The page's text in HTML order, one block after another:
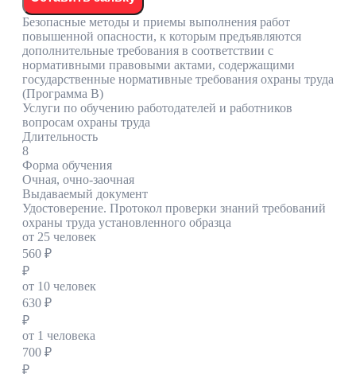
Безопасные методы и приемы выполнения работ
повышенной опасности, к которым предъявляются
дополнительные требования в соответствии с
нормативными правовыми актами, содержащими
государственные нормативные требования охраны труда
(Программа В)
Услуги по обучению работодателей и работников
вопросам охраны труда
Длительность
8
Форма обучения
Очная, очно-заочная
Выдаваемый документ
Удостоверение. Протокол проверки знаний требований
охраны труда установленного образца
от 25 человек
560 ₽
₽
от 10 человек
630 ₽
₽
от 1 человека
700 ₽
₽